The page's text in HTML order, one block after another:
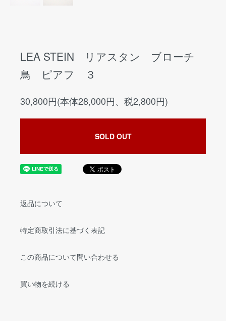
LEA STEIN リアスタン ブローチ
鳥 ピアフ ３
30,800円(本体28,000円、税2,800円)
SOLD OUT
返品について
特定商取引法に基づく表記
この商品について問い合わせる
買い物を続ける